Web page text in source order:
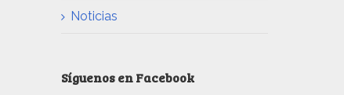
Noticias
Síguenos en Facebook